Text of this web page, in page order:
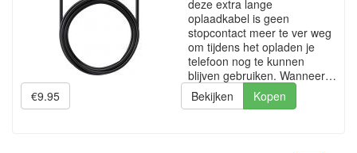
deze extra lange
oplaadkabel is geen
stopcontact meer te ver weg
om tijdens het opladen je
telefoon nog te kunnen
blijven gebruiken. Wanneer…
€9.95
Bekijken Kopen